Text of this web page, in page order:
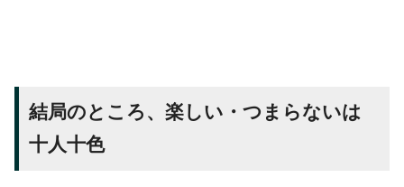
結局のところ、楽しい・つまらないは
十人十色